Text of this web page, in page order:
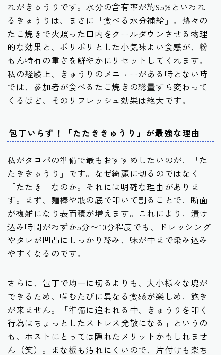
れがきゅうりです。水分の含有率が約95%といわれ
るきゅうりは、まさに「食べる水分補給」。熱々の
たこ焼きで火照った口内をクールダウンさせる物理
的な効果と、ポリポリとした小気味よい食感が、粉
もん特有の重さを鮮やかにリセットしてくれます。
私の経験上、きゅうりのメニューがある時とない時
では、参加者が食べるたこ焼きの総量すら変わって
くるほど、そのリフレッシュ効果は絶大です。
包丁いらず！「たたききゅうり」が最強な理由
私がタコパの準備で最もおすすめしたいのが、「た
たききゅうり」です。なぜ綺麗に切るのではなく
「たたき」なのか。それには明確な理由がありま
す。まず、麺棒や瓶の底で叩いて割ることで、断面
が複雑になり表面積が増えます。これにより、漬け
込み時間がわずか5分〜10分程度でも、ドレッシング
やタレが凹凸にしっかり絡み、味が中まで染み込み
やすくなるのです。
さらに、包丁で均一に切るよりも、大小様々な塊が
できるため、噛むたびに異なる食感が楽しめ、飽き
が来ません。「準備に追われる中、きゅうりを叩く
行為はちょっとしたストレス発散になる」というの
も、ホストにとっては隠れたメリットかもしれませ
ん（笑）。まな板も汚れにくいので、片付けも楽ち